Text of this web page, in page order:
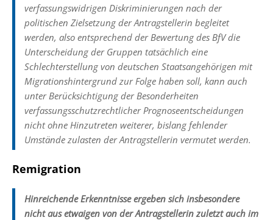
verfassungswidrigen Diskriminierungen nach der
politischen Zielsetzung der Antragstellerin begleitet
werden, also entsprechend der Bewertung des BfV die
Unterscheidung der Gruppen tatsächlich eine
Schlechterstellung von deutschen Staatsangehörigen mit
Migrationshintergrund zur Folge haben soll, kann auch
unter Berücksichtigung der Besonderheiten
verfassungsschutzrechtlicher Prognoseentscheidungen
nicht ohne Hinzutreten weiterer, bislang fehlender
Umstände zulasten der Antragstellerin vermutet werden.
Remigration
Hinreichende Erkenntnisse ergeben sich insbesondere
nicht aus etwaigen von der Antragstellerin zuletzt auch im